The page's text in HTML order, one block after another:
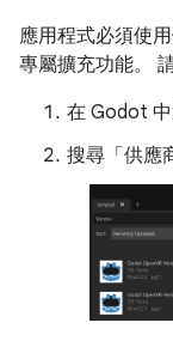
應用程式必須使
專屬擴充功能。
在 Godot 中
搜尋「供應